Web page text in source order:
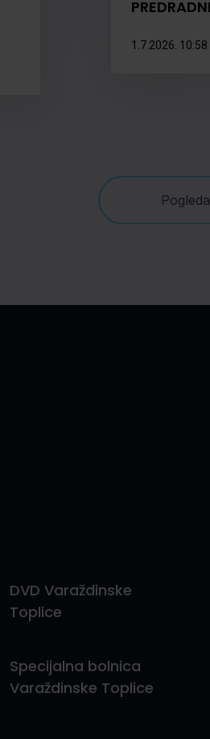
1.7.2026. 10:58
DVD Varaždinske
Toplice
Specijalna bolnica
Varaždinske Toplice